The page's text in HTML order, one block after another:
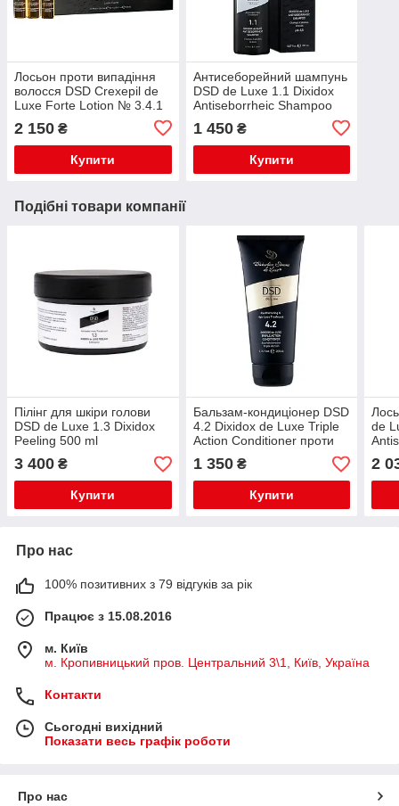
Лосьон проти випадіння
волосся DSD Crexepil de
Luxe Forte Lotion № 3.4.1
2 150 ₴
Купити
Антисеборейний шампунь
DSD de Luxe 1.1 Dixidox
Antiseborrheic Shampoo
1 450₴
Купити
Подібні товари компанії
Пілінг для шкіри голови
DSD de Luxe 1.3 Dixidox
Peeling 500 ml
3 400 ₴
Купити
Бальзам-кондиціонер DSD
4.2 Dixidox de Luxe Triple
Action Conditioner проти
випадіння волосся 200 мл
1 350₴
Купити
de
ml
2
Про нас
100% позитивних з 79 відгуків за рік
Працює з 15.08.2016
м. Київ
м. Кропивницький пров. Центральний 3\1, Київ, Україна
Контакти
Сьогодні вихідний
Показати весь графік роботи
Про нас